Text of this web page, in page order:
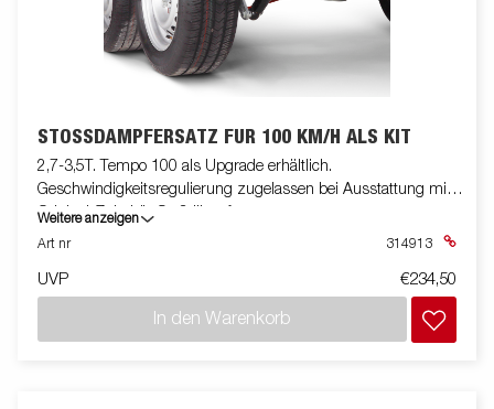
STOSSDÄMPFERSATZ FÜR 100 KM/H ALS KIT
2,7-3,5T. Tempo 100 als Upgrade erhältlich.
Geschwindigkeitsregulierung zugelassen bei Ausstattung mit
Original-Zubehör-Stoßdämpfern.
Weitere anzeigen
Art nr
314913
UVP €234,50
In den Warenkorb